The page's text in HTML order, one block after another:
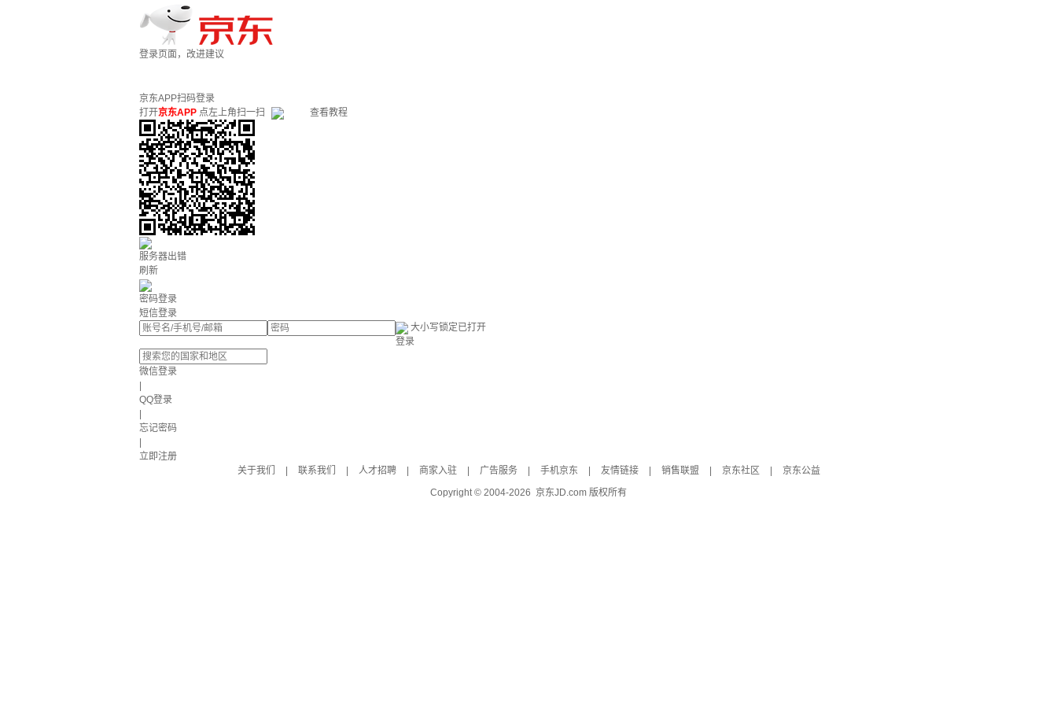
登录页面，改进建议
京东APP扫码登录
打开京东APP 点左上角扫一扫 查看教程
服务器出错
刷新
密码登录
短信登录
大小写锁定已打开
登录
微信登录
QQ登录
忘记密码
立即注册
关于我们
联系我们 人才招聘 商家入驻 广告服务 手机京东 友情链接 销售联盟 京东社区
京东公益
Copyright © 2004-2026 京东JD.com 版权所有